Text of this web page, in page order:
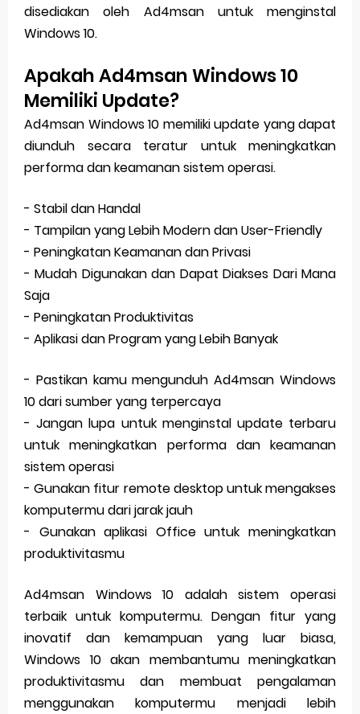
disediakan oleh Ad4msan untuk menginstal
Windows 10.
Apakah Ad4msan Windows 10
Memiliki Update?
Ad4msan Windows 10 memiliki update yang dapat
diunduh secara teratur untuk meningkatkan
performa dan keamanan sistem operasi.
- Stabil dan Handal
- Tampilan yang Lebih Modern dan User-Friendly
- Peningkatan Keamanan dan Privasi
- Mudah Digunakan dan Dapat Diakses Dari Mana
Saja
- Peningkatan Produktivitas
- Aplikasi dan Program yang Lebih Banyak
- Pastikan kamu mengunduh Ad4msan Windows
10 dari sumber yang terpercaya
- Jangan lupa untuk menginstal update terbaru
untuk meningkatkan performa dan keamanan
sistem operasi
- Gunakan fitur remote desktop untuk mengakses
komputermu dari jarak jauh
- Gunakan aplikasi Office untuk meningkatkan
produktivitasmu
Ad4msan Windows 10 adalah sistem operasi
terbaik untuk komputermu. Dengan fitur yang
inovatif dan kemampuan yang luar biasa,
Windows 10 akan membantumu meningkatkan
produktivitasmu dan membuat pengalaman
menggunakan komputermu menjadi lebih